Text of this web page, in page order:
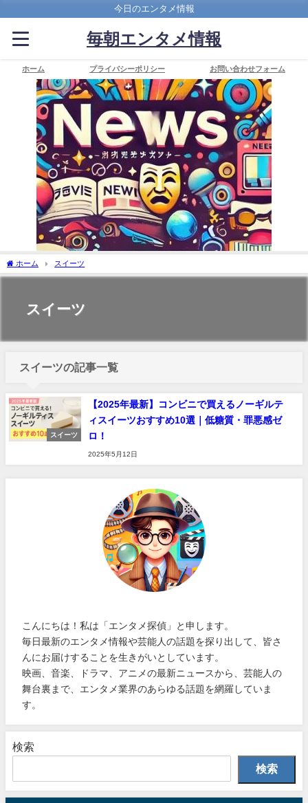
今日のエンタメ情報
毎朝エンタメ情報
ホーム プライバシーポリシー お問い合わせフォーム
ホーム スイーツ
スイーツ
スイーツの記事一覧
スイーツ
【2025年最新】コンビニで買えるノーギルテ
ィスイーツおすすめ10選｜低糖質・罪悪感ゼ
ロ！
2025年5月12日
こんにちは！私は「エンタメ探偵」と申します。
毎日最新のエンタメ情報や芸能人の話題を探り出して、皆さ
んにお届けすることを生きがいとしています。
映画、音楽、ドラマ、アニメの最新ニュースから、芸能人の
舞台裏まで、エンタメ業界のあらゆる話題を網羅していま
す。
検索
検索